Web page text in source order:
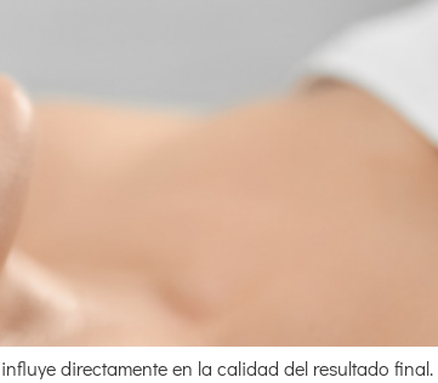
directamente en la calidad del resultado